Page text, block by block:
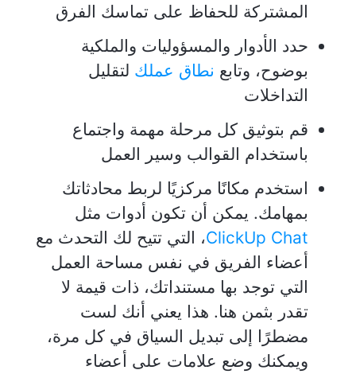
المشتركة للحفاظ على تماسك الفرق
حدد الأدوار والمسؤوليات والملكية
بوضوح، وتابع نطاق عملك لتقليل
التداخلات
قم بتوثيق كل مرحلة مهمة واجتماع
باستخدام القوالب وسير العمل
استخدم مكانًا مركزيًا لربط محادثاتك
بمهامك. يمكن أن تكون أدوات مثل
ClickUp Chat، التي تتيح لك التحدث مع
أعضاء الفريق في نفس مساحة العمل
التي توجد بها مستنداتك، ذات قيمة لا
تقدر بثمن هنا. هذا يعني أنك لست
مضطرًا إلى تبديل السياق في كل مرة،
ويمكنك وضع علامات على أعضاء